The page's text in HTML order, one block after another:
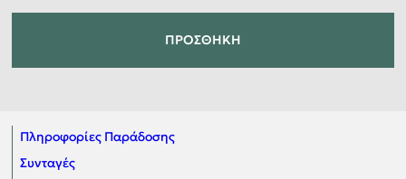
ΠΡΟΣΘΉΚΗ
Πληροφορίες Παράδοσης
Συνταγές